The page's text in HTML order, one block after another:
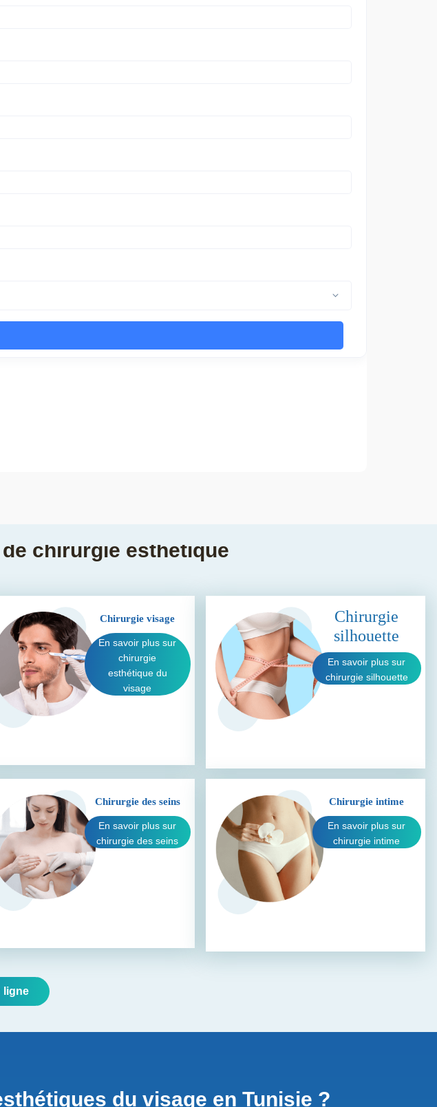
chirurgie esthétique
Chirurgie visage
En savoir plus sur
chirurgie
esthétique du
visage
Chirurgie
silhouette
En savoir plus sur
chirurgie silhouette
Chirurgie des seins
En savoir plus sur
chirurgie des seins
Chirurgie intime
En savoir plus sur
chirurgie intime
ligne
du visage en Tunisie ?